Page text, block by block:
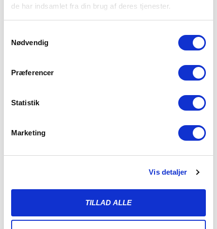
de har indsamlet fra din brug af deres tjenester.
Nødvendig
Præferencer
Statistik
Marketing
Vis detaljer
TILLAD ALLE
ALBERT RRAHMANI UDLEJES TIL